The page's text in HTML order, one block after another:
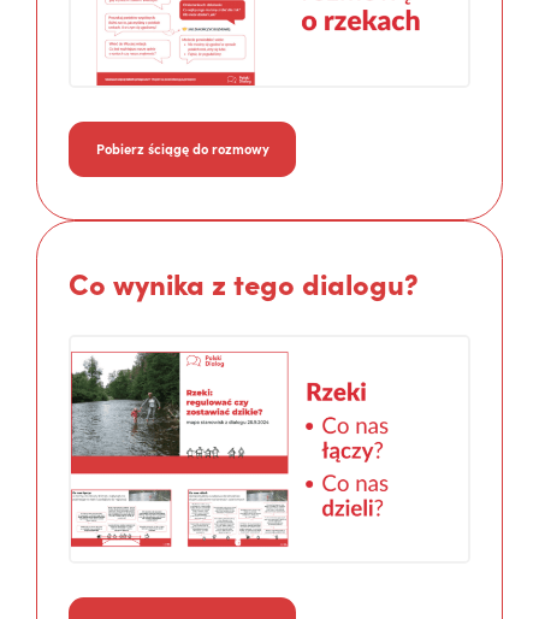
Pobierz ściągę do rozmowy
Co wynika z tego dialogu?